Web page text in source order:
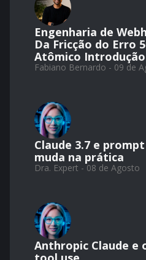
Engenharia de
Da Fricção do Erro
Atômico Introdução
Fabiano Bernardo - 09 de
Claude 3.7 e
muda na prática
Dra. Expert - 08 de Agosto
Anthropic Claude e